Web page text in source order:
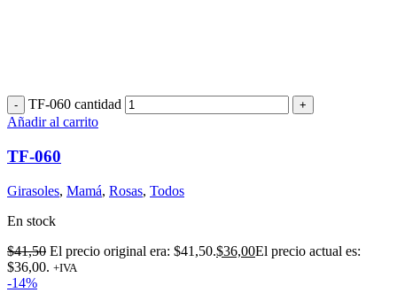
TF-060 cantidad
Añadir al carrito
TF-060
Girasoles, Mamá, Rosas, Todos
En stock
$41,50 El precio original era: $41,50.$36,00El precio actual es:
$36,00. +IVA
-14%